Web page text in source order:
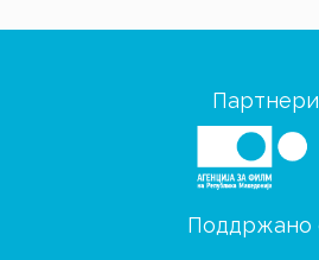
Партнери
Поддржано